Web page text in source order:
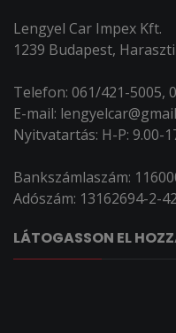
Lengyel Car Impex Kft.
1239 Budapest,
Telefon: 061/421-5005,
E-mail:
Nyitvatartás: H-P: 9.00-
Bankszámlaszám:
Adószám: 13162694-2-42
LÁTOGASSON EL